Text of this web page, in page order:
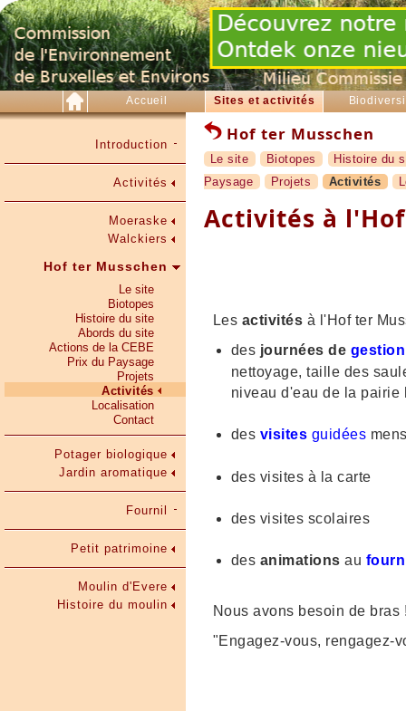
Accueil Sites et activités
Introduction
Activités
Moeraske
Walckiers
Hof ter Musschen
Le site
Biotopes
Histoire du site
Abords du site
Actions de la CEBE
Prix du Paysage
Projets
Activités
Localisation
Contact
Potager biologique
Jardin aromatique
Fournil
Petit patrimoine
Moulin d'Evere
Histoire du moulin
Hof ter Musschen
Le site Biotopes
Histoire du
Paysage
Projets Activités
Activités à
Les activités à l'Hof ter
des journées de gestion
nettoyage, taille des
niveau d'eau de la pairie
des visites guidées
des visites à la carte
des visites scolaires
des animations au
Nous avons besoin de bras
"Engagez-vous, rengagez-